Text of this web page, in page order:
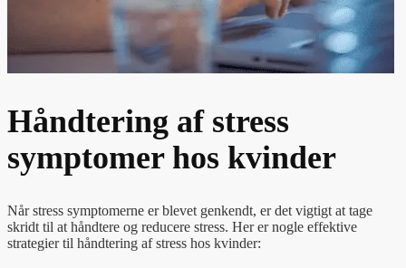
Håndtering af stress
symptomer hos kvinder
Når stress symptomerne er blevet genkendt, er det vigtigt at tage
skridt til at håndtere og reducere stress. Her er nogle effektive
strategier til håndtering af stress hos kvinder: